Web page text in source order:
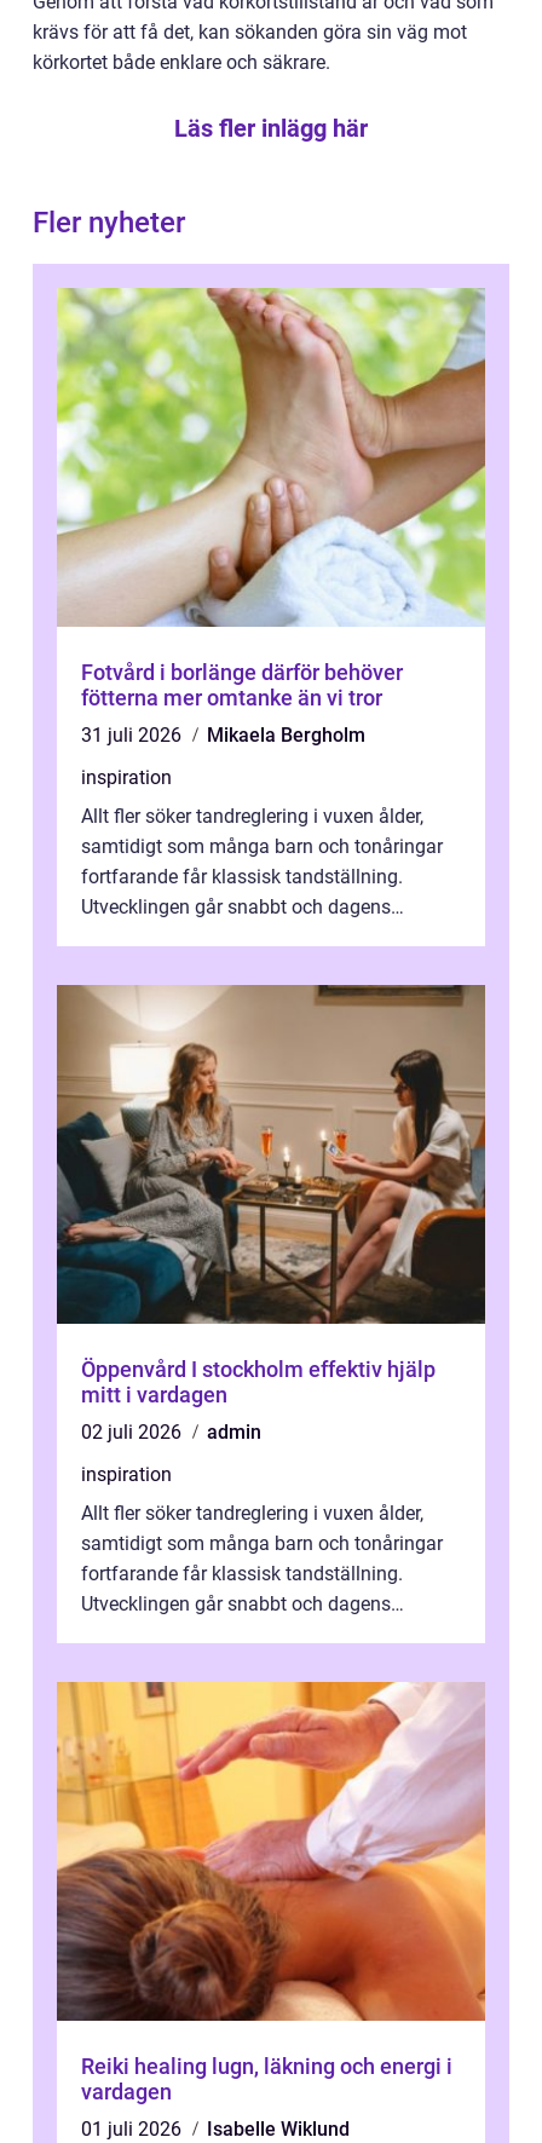
krävs för att få det, kan sökanden göra sin väg mot
körkortet både enklare och säkrare.
Läs fler inlägg här
Fler nyheter
Fotvård i borlänge därför behöver
fötterna mer omtanke än vi tror
31 juli 2026
Mikaela Bergholm
inspiration
Allt fler söker tandreglering i vuxen ålder,
samtidigt som många barn och tonåringar
fortfarande får klassisk tandställning.
Utvecklingen går snabbt och dagens
Öppenvård I stockholm effektiv hjälp
mitt i vardagen
02 juli 2026
admin
inspiration
Allt fler söker tandreglering i vuxen ålder,
samtidigt som många barn och tonåringar
fortfarande får klassisk tandställning.
Utvecklingen går snabbt och dagens
Reiki healing lugn, läkning och energi i
vardagen
01 juli 2026
Isabelle Wiklund